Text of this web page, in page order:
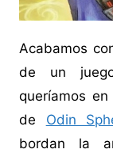
Acabamos
de un
queríamos
de Odin
bordan la